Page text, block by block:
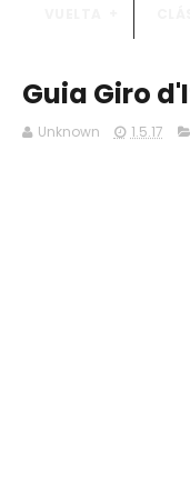
Guia Giro
Unknown 1.5.17